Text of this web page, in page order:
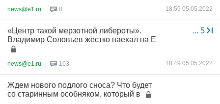
news@e1.ru 8 18:59 05.05.2022
... 5
«Центр такой мерзотной либероты».
Владимир Соловьев жестко наехал на Е
news@e1.ru 103 18:49 05.05.2022
Ждем нового подлого сноса? Что будет
со старинным особняком, который в